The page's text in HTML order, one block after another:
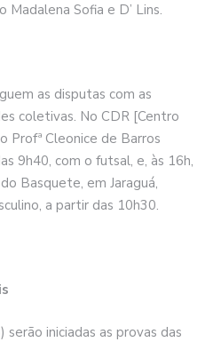
Sofia e D’ Lins.
as disputas com as
coletivas. No CDR [Centro
Profª Cleonice de Barros
9h40, com o futsal, e, às 16h,
Basquete, em Jaraguá,
a partir das 10h30.
iniciadas as provas das